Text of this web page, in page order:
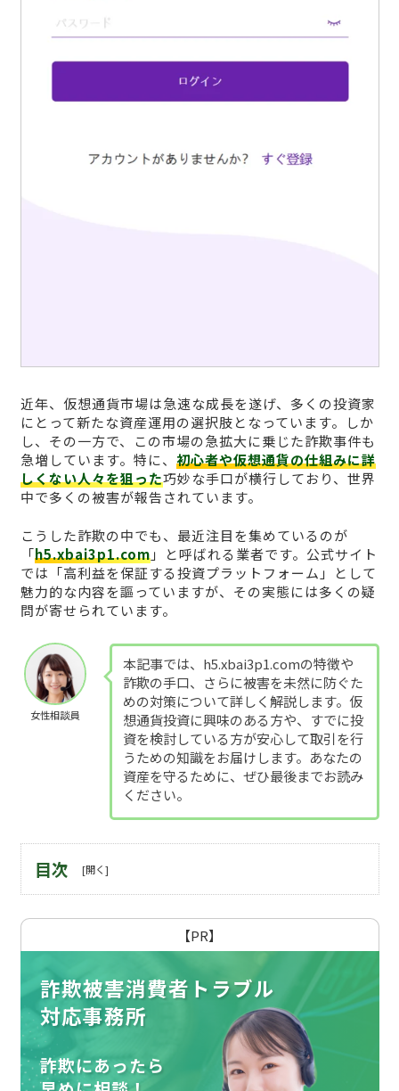
近年、仮想通貨市場は急速な成長を遂げ、多くの投資家
にとって新たな資産運用の選択肢となっています。しか
し、その一方で、この市場の急拡大に乗じた詐欺事件も
急増しています。特に、 初心者や仮想通貨の仕組みに詳
しくない人々を狙った巧妙な手口が横行しており、世界
中で多くの被害が報告されています。
こうした詐欺の中でも、最近注目を集めているのが
「h5.xbai3p1.com」と呼ばれる業者です。公式サイト
では「高利益を保証する投資プラットフォーム」として
魅力的な内容を謳っていますが、その実態には多くの疑
問が寄せられています。
女性相談員
本記事では、h5.xbai3p1.comの特徴や
詐欺の手口、さらに被害を未然に防ぐた
めの対策について詳しく解説します。仮
想通貨投資に興味のある方や、すでに投
資を検討している方が安心して取引を行
うための知識をお届けします。あなたの
資産を守るために、ぜひ最後までお読み
ください。
目次
【PR】
詐欺被害消費者トラブル
対応事務所
詐欺にあったら